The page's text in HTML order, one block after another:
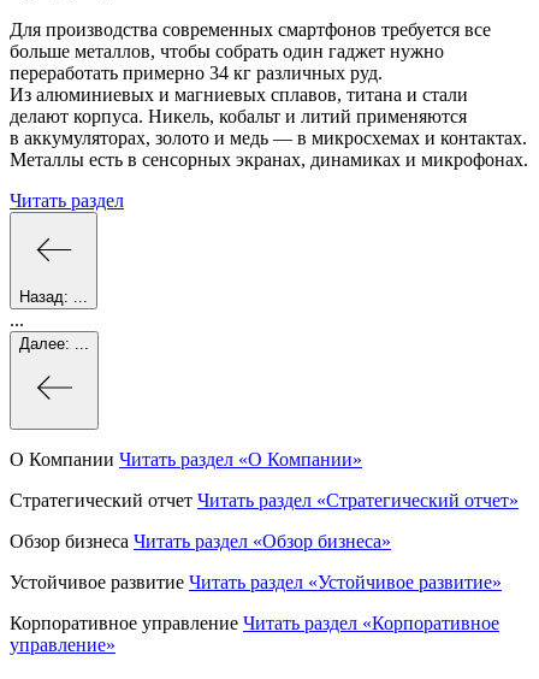
Для производства современных смартфонов требуется все
больше металлов, чтобы собрать один гаджет нужно
переработать примерно 34 кг различных руд.
Из алюминиевых и магниевых сплавов, титана и стали
делают корпуса. Никель, кобальт и литий применяются
в аккумуляторах, золото и медь — в микросхемах и контактах.
Металлы есть в сенсорных экранах, динамиках и микрофонах.
Читать раздел
Назад:
...
Далее:
О Компании Читать раздел «О Компании»
Стратегический отчет Читать раздел «Стратегический отчет»
Обзор бизнеса Читать раздел «Обзор бизнеса»
Устойчивое развитие Читать раздел «Устойчивое развитие»
Корпоративное управление Читать раздел «Корпоративное
управление»